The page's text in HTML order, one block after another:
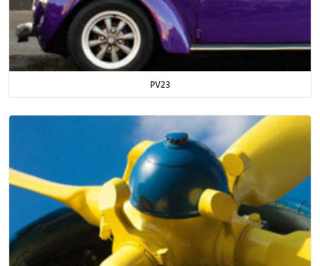
PV23